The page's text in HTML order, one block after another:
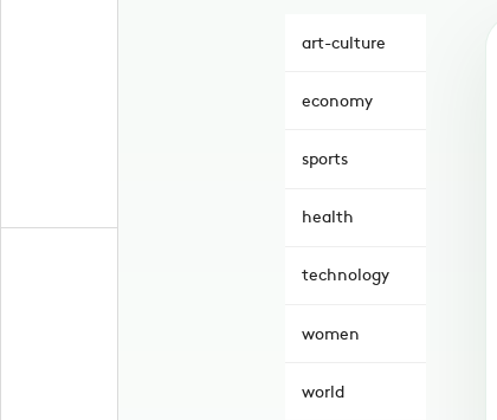
art-culture
economy
sports
health
technology
women
world